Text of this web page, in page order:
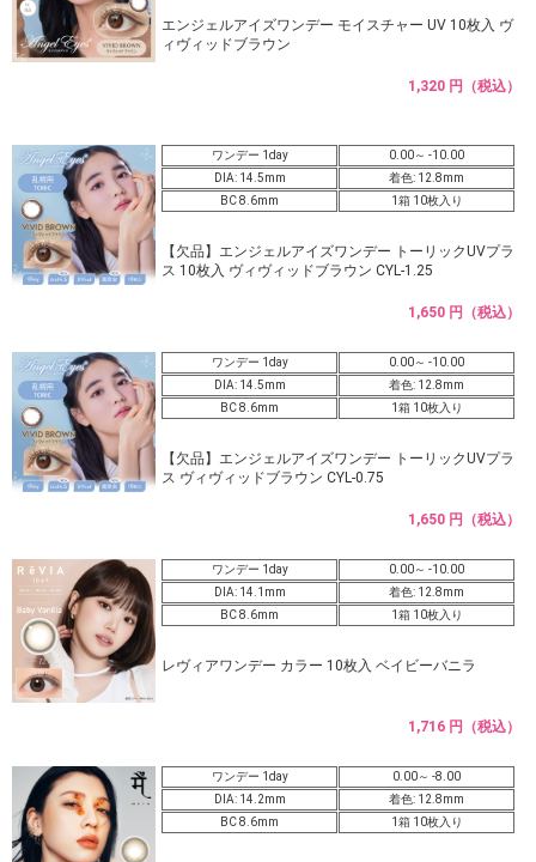
エンジェルアイズワンデー モイスチャー UV 10枚入 ヴ
ィヴィッドブラウン
1,320 円（税込）
ワンデー 1day
0.00～ -10.00
DIA: 14.5mm
着色: 12.8mm
BC 8.6mm
1箱 10枚入り
【欠品】エンジェルアイズワンデー トーリックUVプラ
ス 10枚入 ヴィヴィッドブラウン CYL-1.25
1,650 円（税込）
ワンデー 1day
0.00～ -10.00
DIA: 14.5mm
着色: 12.8mm
BC 8.6mm
1箱 10枚入り
【欠品】エンジェルアイズワンデー トーリックUVプラ
ス ヴィヴィッドブラウン CYL-0.75
1,650 円（税込）
ワンデー 1day
0.00～ -10.00
DIA: 14.1mm
着色: 12.8mm
BC 8.6mm
1箱 10枚入り
レヴィアワンデー カラー 10枚入 ベイビーバニラ
1,716 円（税込）
ワンデー 1day
0.00～ -8.00
DIA: 14.2mm
着色: 12.8mm
BC 8.6mm
1箱 10枚入り